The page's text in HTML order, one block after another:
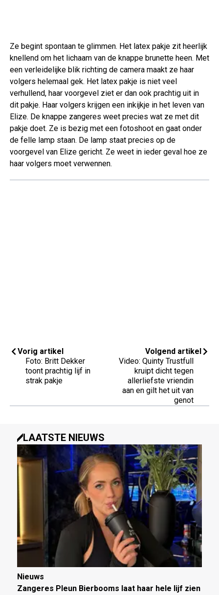
Ze begint spontaan te glimmen. Het latex pakje zit heerlijk
knellend om het lichaam van de knappe brunette heen. Met
een verleidelijke blik richting de camera maakt ze haar
volgers helemaal gek. Het latex pakje is niet veel
verhullend, haar voorgevel ziet er dan ook prachtig uit in
dit pakje. Haar volgers krijgen een inkijkje in het leven van
Elize. De knappe zangeres weet precies wat ze met dit
pakje doet. Ze is bezig met een fotoshoot en gaat onder
de felle lamp staan. De lamp staat precies op de
voorgevel van Elize gericht. Ze weet in ieder geval hoe ze
haar volgers moet verwennen.
Vorig artikel
Foto: Britt Dekker
toont prachtig lijf in
strak pakje
Volgend artikel
Video: Quinty Trustfull
kruipt dicht tegen
allerliefste vriendin
aan en gilt het uit van
genot
LAATSTE NIEUWS
Nieuws
Zangeres Pleun Bierbooms laat haar hele lijf zien